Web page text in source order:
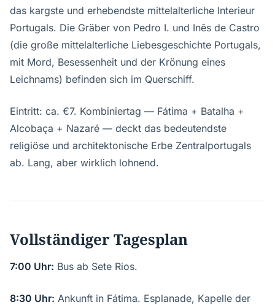
das kargste und erhebendste mittelalterliche Interieur
Portugals. Die Gräber von Pedro I. und Inês de Castro
(die große mittelalterliche Liebesgeschichte Portugals,
mit Mord, Besessenheit und der Krönung eines
Leichnams) befinden sich im Querschiff.
Eintritt: ca. €7. Kombiniertag — Fátima + Batalha +
Alcobaça + Nazaré — deckt das bedeutendste
religiöse und architektonische Erbe Zentralportugals
ab. Lang, aber wirklich lohnend.
Vollständiger Tagesplan
7:00 Uhr: Bus ab Sete Rios.
8:30 Uhr: Ankunft in Fátima. Esplanade, Kapelle der